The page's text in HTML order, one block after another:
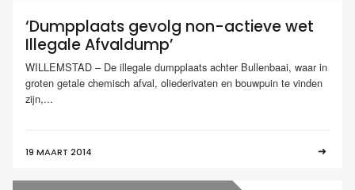
‘Dumpplaats gevolg non-actieve wet
Illegale Afvaldump’
WILLEMSTAD – De illegale dumpplaats achter Bullenbaai, waar in
groten getale chemisch afval, oliederivaten en bouwpuin te vinden
zijn,...
19 MAART 2014